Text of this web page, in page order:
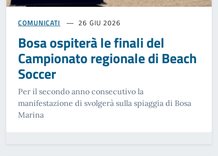
COMUNICATI 26 GIU 2026
Bosa ospiterà le finali del
Campionato regionale di Beach
Soccer
Per il secondo anno consecutivo la
manifestazione di svolgerà sulla spiaggia di Bosa
Marina